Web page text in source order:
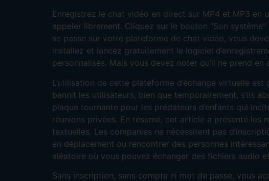
Enregistrez le chat vidéo en direct sur MP4 et MP3 en
appeler librement. Cliquez sur le bouton “Son
se passe sur votre plateforme de chat vidéo, vous
installez et lancez gratuitement le logiciel
personnalisés. Mais vous devez noter qu’il ne prend
L’utilisation de cette plateforme d’échange virtuelle
bannit les utilisateurs, bien que temporairement, s’ils
plaque tournante pour les prédateurs d’enfants qui
réunions privées. En résumé, cet article a présenté
textuelles. Les companies ne nécessitent pas
en déplacement ou rencontrer des personnes
aléatoire où vous pouvez échanger des fichiers audio
Sans inscription, sans compte ni mot de passe, vous